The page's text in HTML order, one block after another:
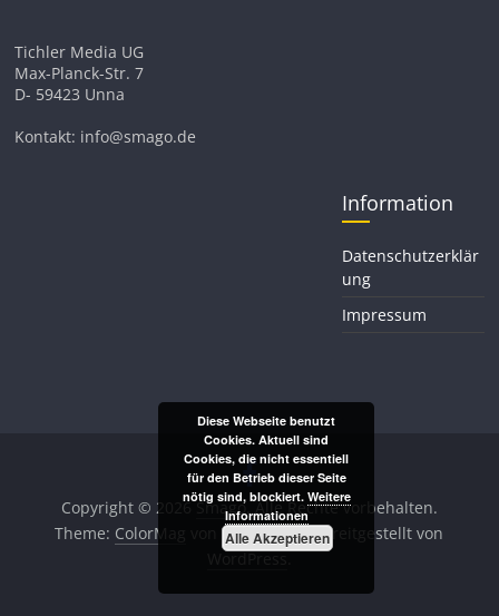
Tichler Media UG
Max-Planck-Str. 7
D- 59423 Unna
Kontakt: info@smago.de
Information
Datenschutzerklär
ung
Impressum
Copyright © 2026Smago. Alle Rechte vorbehalten.
Theme: ColorMag
von ThemeGrill. Bereitgestellt von
WordPress.
Diese Webseite benutzt
Cookies. Aktuell sind
Cookies, die nicht essentiell
für den Betrieb dieser Seite
nötig sind, blockiert. Weitere
Informationen
Alle Akzeptieren